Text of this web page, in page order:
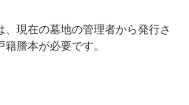
現在の墓地の管理者から発行さ
謄本が必要です。